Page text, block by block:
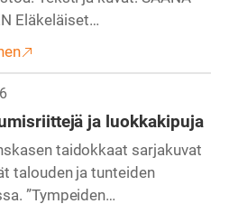
Eläkeläiset…
ja luokkakipuja
taidokkaat sarjakuvat
talouden ja tunteiden
”Tympeiden…